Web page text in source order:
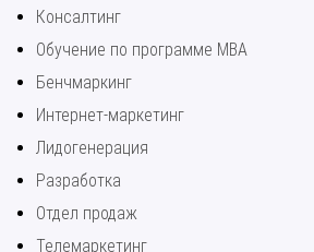
Консалтинг
Обучение по программе МВА
Бенчмаркинг
Интернет-маркетинг
Лидогенерация
Разработка
Отдел продаж
Телемаркетинг